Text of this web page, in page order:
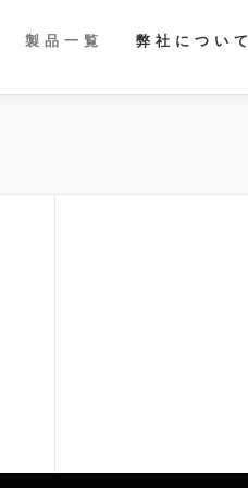
製 品 一 覧 弊 社 に つ い て